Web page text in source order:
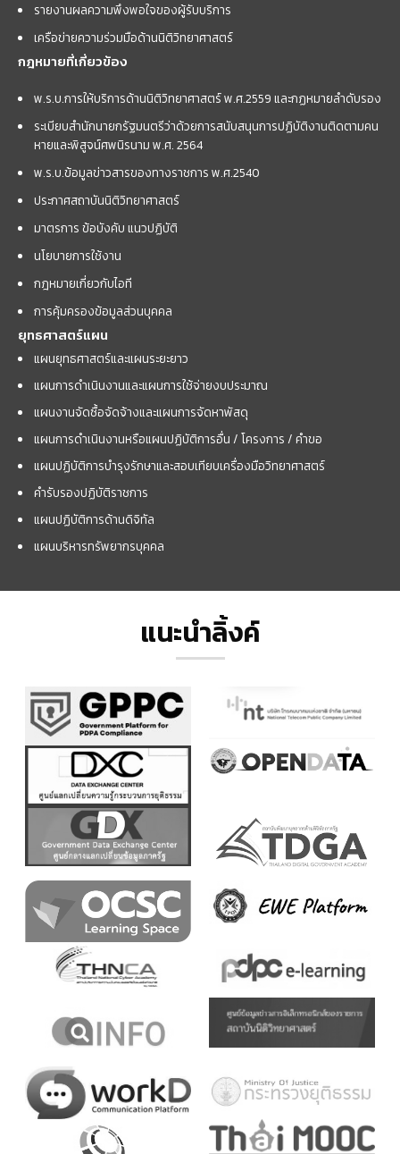
รายงานผลความพึงพอใจของผู้รับบริการ
เครือข่ายความร่วมมือด้านนิติวิทยาศาสตร์
กฎหมายที่เกี่ยวข้อง
พ.ร.บ.การให้บริการด้านนิติวิทยาศาสตร์ พ.ศ.2559 และกฏหมายลำดับรอง
ระเบียบสำนักนายกรัฐมนตรีว่าด้วยการสนับสนุนการปฏิบัติงานติดตามคน
หายและพิสูจน์ศพนิรนาม พ.ศ. 2564
พ.ร.บ.ข้อมูลข่าวสารของทางราชการ พ.ศ.2540
ประกาศสถาบันนิติวิทยาศาสตร์
มาตรการ ข้อบังคับ แนวปฏิบัติ
นโยบายการใช้งาน
กฎหมายเกี่ยวกับไอที
การคุ้มครองข้อมูลส่วนบุคคล
ยุทธศาสตร์แผน
แผนยุทธศาสตร์และแผนระยะยาว
แผนการดำเนินงานและแผนการใช้จ่ายงบประมาณ
แผนงานจัดซื้อจัดจ้างและแผนการจัดหาพัสดุ
แผนการดำเนินงานหรือแผนปฏิบัติการอื่น / โครงการ / คำขอ
แผนปฏิบัติการบำรุงรักษาและสอบเทียบเครื่องมือวิทยาศาสตร์
คำรับรองปฏิบัติราชการ
แผนปฏิบัติการด้านดิจิทัล
แผนบริหารทรัพยากรบุคคล
แนะนำลิ้งค์